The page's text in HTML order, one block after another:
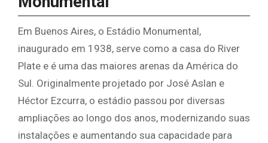
Em Buenos Aires, o Estádio Monumental,
inaugurado em 1938, serve como a casa do River
Plate e é uma das maiores arenas da América do
Sul. Originalmente projetado por José Aslan e
Héctor Ezcurra, o estádio passou por diversas
ampliações ao longo dos anos, modernizando suas
instalações e aumentando sua capacidade para